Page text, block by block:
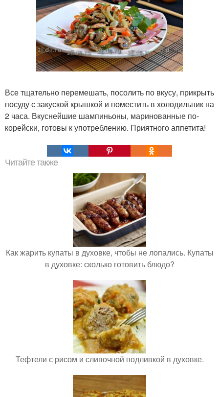
Все тщательно перемешать, посолить по вкусу, прикрыть
посуду с закуской крышкой и поместить в холодильник на
2 часа. Вкуснейшие шампиньоны, маринованные по-
корейски, готовы к употреблению. Приятного аппетита!
Читайте также
Как жарить купаты в духовке, чтобы не лопались. Купаты
в духовке: сколько готовить блюдо?
Тефтели с рисом и сливочной подливкой в духовке.